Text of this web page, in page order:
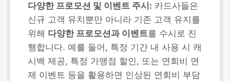
다양한 프로모션 및 이벤트 주시: 카드사들은
신규 고객 유치뿐만 아니라 기존 고객 유지를
위해 다양한 프로모션과 이벤트를 수시로 진
행합니다. 예를 들어, 특정 기간 내 사용 시 캐
시백 제공, 특정 가맹점 할인, 또는 연회비 면
제 이벤트 등을 활용하면 인상된 연회비 부담